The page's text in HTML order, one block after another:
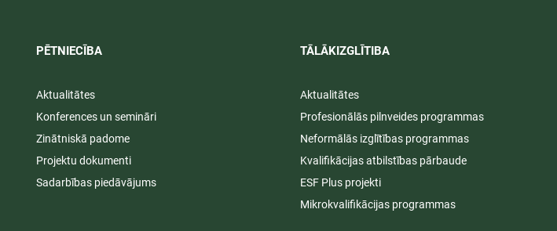
PĒTNIECĪBA
Aktualitātes
Konferences un semināri
Zinātniskā padome
Projektu dokumenti
Sadarbības piedāvājums
TĀLĀKIZGLĪTIBA
Aktualitātes
Profesionālās pilnveides programmas
Neformālās izglītības programmas
Kvalifikācijas atbilstības pārbaude
ESF Plus projekti
Mikrokvalifikācijas programmas